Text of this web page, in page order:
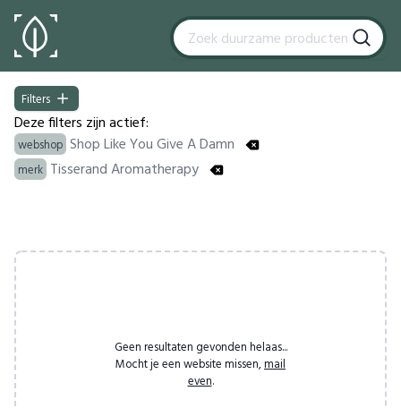
Filters
Filters
Deze filters zijn actief:
webshop Shop Like You Give A Damn
merk Tisserand Aromatherapy
Geen resultaten gevonden helaas...
Mocht je een website missen, mail
even.